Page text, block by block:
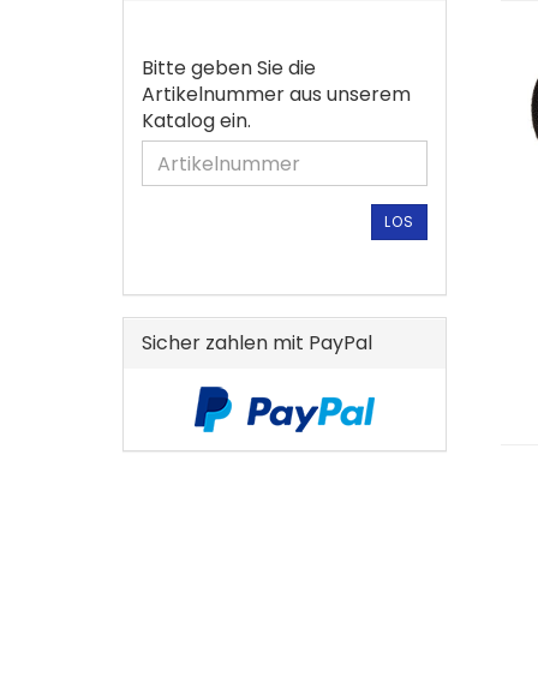
BITTE
GEBEN
SIE
DIE
ARTIKELNUMMER
Bitte geben Sie die
Artikelnummer aus unserem
Katalog ein.
LOS
Sicher zahlen mit PayPal